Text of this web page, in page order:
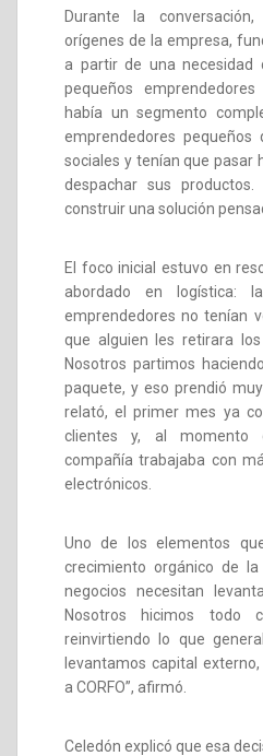
Durante la
orígenes de la empresa,
a partir de una necesidad
pequeños
había un segmento
emprendedores pequeños
sociales y tenían que pasar
despachar sus
construir una solución
El foco inicial estuvo en
abordado en logística:
emprendedores no tenían
que alguien les retirara
Nosotros partimos
paquete, y eso prendió
relató, el primer mes ya
clientes y, al momento
compañía trabajaba con
electrónicos.
Uno de los elementos
crecimiento orgánico de
negocios necesitan
Nosotros hicimos todo
reinvirtiendo lo que
levantamos capital
a CORFO”, afirmó.
Celedón explicó que esa